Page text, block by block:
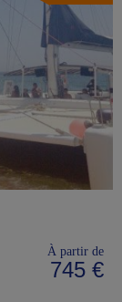
À partir de
745 €